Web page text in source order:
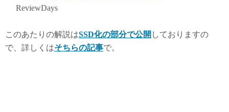
ReviewDays
このあたりの解説はSSD化の部分で公開 しておりますの
で、詳しくはそちらの記事で。